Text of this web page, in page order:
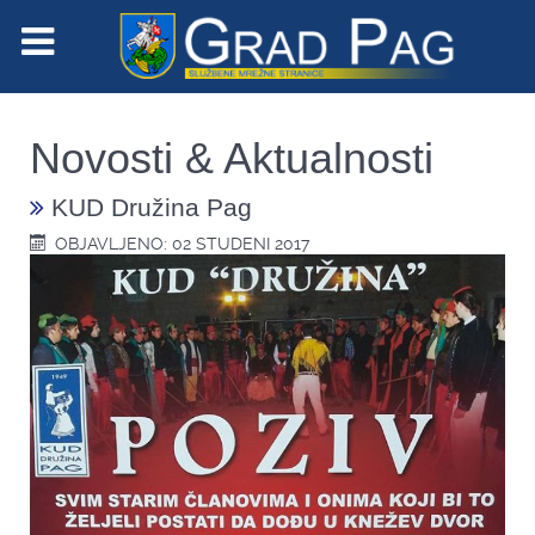
Novosti & Aktualnosti
KUD Družina Pag
OBJAVLJENO: 02 STUDENI 2017